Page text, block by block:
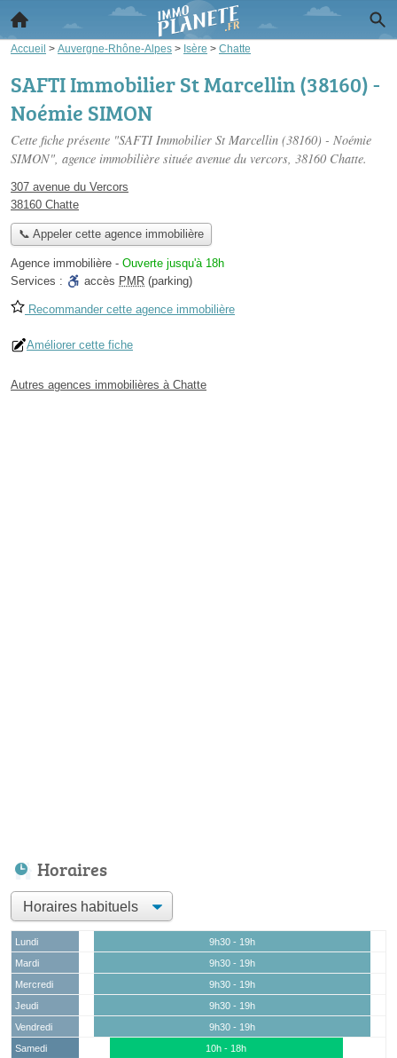
Accueil > Auvergne-Rhône-Alpes > Isère > Chatte
SAFTI Immobilier St Marcellin (38160) -
Noémie SIMON
Cette fiche présente "SAFTI Immobilier St Marcellin (38160) - Noémie
SIMON", agence immobilière située avenue du vercors, 38160 Chatte.
307 avenue du Vercors
38160 Chatte
📞 Appeler cette agence immobilière
Agence immobilière - Ouverte jusqu'à 18h
Services :
accès PMR (parking)
Recommander cette agence immobilière
Améliorer cette fiche
Autres agences immobilières à Chatte
Horaires
Lundi
9h30 - 19h
Mardi
9h30 - 19h
Mercredi
9h30 - 19h
Jeudi
9h30 - 19h
Vendredi
9h30 - 19h
Samedi
10h - 18h